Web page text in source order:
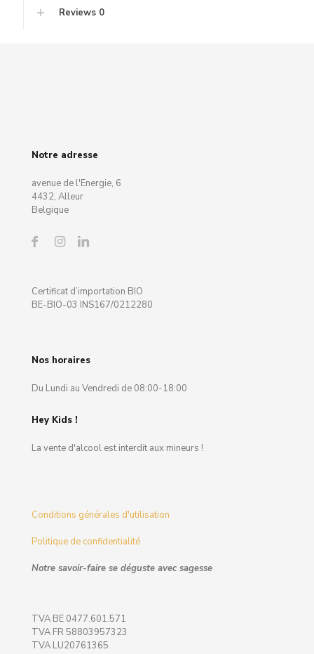
Reviews 0
Notre adresse
avenue de l'Energie, 6
4432, Alleur
Belgique
Certificat d’importation BIO
BE-BIO-03 INS167/0212280
Nos horaires
Du Lundi au Vendredi de 08:00-18:00
Hey Kids !
La vente d'alcool est interdit aux mineurs !
Conditions générales d'utilisation
Politique de confidentialité
Notre savoir-faire se déguste avec sagesse
TVA BE 0477.601.571
TVA FR 58803957323
TVA LU20761365